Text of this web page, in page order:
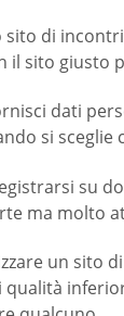
di
il sito
dati
si
su
ma molto
un sito